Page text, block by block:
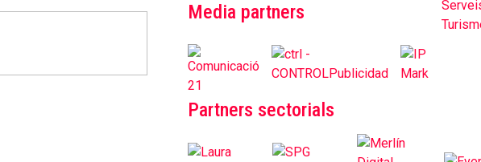
Media partners
Partners sectorials